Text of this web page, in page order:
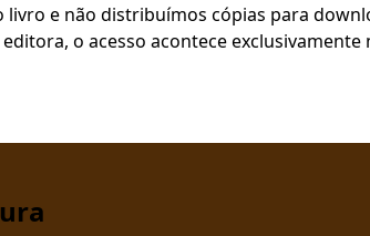
e não distribuímos cópias para
o acesso acontece exclusivamente